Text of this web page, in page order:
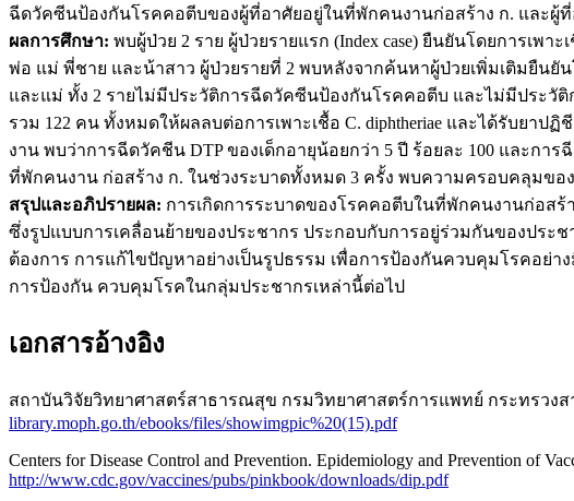
ฉีดวัคซีนป้องกันโรคคอตีบของผู้ที่อาศัยอยู่ในที่พักคนงานก่อสร้าง ก. และผู้
ผลการศึกษา: พบผู้ป่วย 2 ราย ผู้ป่วยรายแรก (Index case) ยืนยันโดยการเพ
พ่อ แม่ พี่ชาย และน้าสาว ผู้ป่วยรายที่ 2 พบหลังจากค้นหาผู้ป่วยเพิ่มเติมยืนยั
และแม่ ทั้ง 2 รายไม่มีประวัติการฉีดวัคซีนป้องกันโรคคอตีบ และไม่มีประ
รวม 122 คน ทั้งหมดให้ผลลบต่อการเพาะเชื้อ C. diphtheriae และได้รับ
งาน พบว่าการฉีดวัคชีน DTP ของเด็กอายุน้อยกว่า 5 ปี ร้อยละ 100 และก
ที่พักคนงาน ก่อสร้าง ก. ในช่วงระบาดทั้งหมด 3 ครั้ง พบความครอบคลุมขอ
สรุปและอภิปรายผล: การเกิดการระบาดของโรคคอตีบในที่พักคนงานก่อส
ซึ่งรูปแบบการเคลื่อนย้ายของประชากร ประกอบกับการอยู่ร่วมกันของประ
ต้องการ การแก้ไขปัญหาอย่างเป็นรูปธรรม เพื่อการป้องกันควบคุมโรคอย่
การป้องกัน ควบคุมโรคในกลุ่มประชากรเหล่านี้ต่อไป
เอกสารอ้างอิง
สถาบันวิจัยวิทยาศาสตร์สาธารณสุข กรมวิทยาศาสตร์การแพทย์ กระทรวง
library.moph.go.th/ebooks/files/showimgpic%20(15).pdf
Centers for Disease Control and Prevention. Epidemiology and Prevention of
http://www.cdc.gov/vaccines/pubs/pinkbook/downloads/dip.pdf